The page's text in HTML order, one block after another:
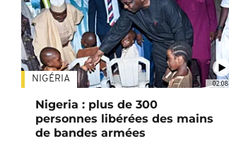
02:08
NIGÉRIA
Nigeria : plus de 300
personnes libérées des mains
de bandes armées